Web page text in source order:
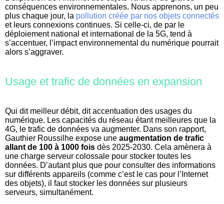
conséquences environnementales. Nous apprenons, un peu
plus chaque jour, la pollution créée par nos objets connectés
et leurs connexions continues. Si celle-ci, de par le
déploiement national et international de la 5G, tend à
s’accentuer, l’impact environnemental du numérique pourrait
alors s’aggraver.
Usage et trafic de données en expansion
Qui dit meilleur débit, dit accentuation des usages du
numérique. Les capacités du réseau étant meilleures que la
4G, le trafic de données va augmenter. Dans son rapport,
Gauthier Roussilhe expose une augmentation de trafic
allant de 100 à 1000 fois dès 2025-2030. Cela amènera à
une charge serveur colossale pour stocker toutes les
données. D’autant plus que pour consulter des informations
sur différents appareils (comme c’est le cas pour l’Internet
des objets), il faut stocker les données sur plusieurs
serveurs, simultanément.